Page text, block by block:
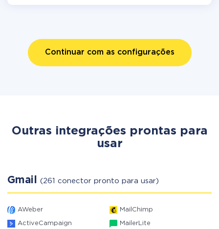
Continuar com as configurações
Outras integrações prontas para
usar
Gmail (261 conector pronto para usar)
AWeber MailChimp
ActiveCampaign MailerLite